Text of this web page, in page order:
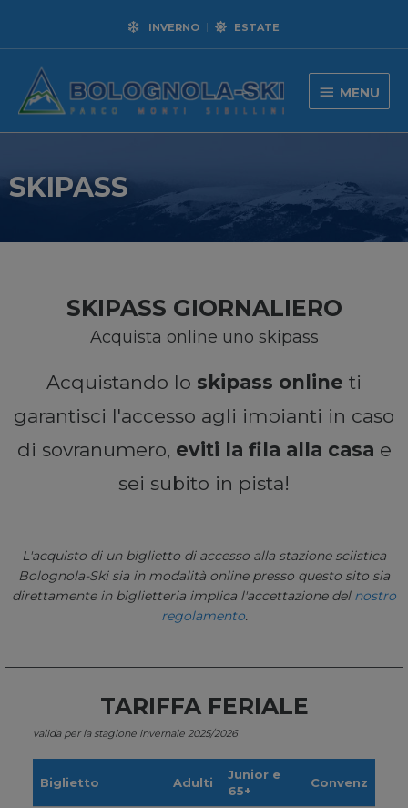
INVERNO ESTATE
MENU
SKIPASS
SKIPASS GIORNALIERO
Acquista online uno skipass
Acquistando lo skipass online ti
garantisci l'accesso agli impianti in caso
di sovranumero, eviti la fila alla casa e
sei subito in pista!
L'acquisto di un biglietto di accesso alla stazione sciistica
Bolognola-Ski sia in modalità online presso questo sito sia
direttamente in biglietteria implica l'accettazione del nostro
regolamento.
TARIFFA FERIALE
valida per la stagione invernale 2025/2026
Biglietto Adulti
Junior e
65+
Convenz